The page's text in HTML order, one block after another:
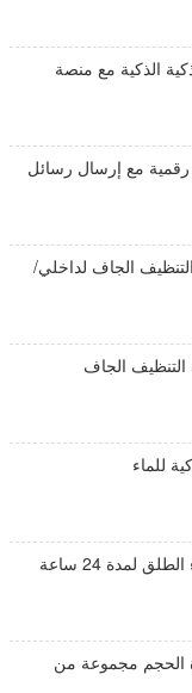
الذكية مع منصة
رقمية مع إرسال رسائل
التنظيف الجاف لداخلي/
الغسيل مع 24 ساعة التنظيف الجاف
للماء
آلة بيع الزهور المقطوفة في الهواء الطلق لمدة 24 ساعة
الحجم مجموعة من